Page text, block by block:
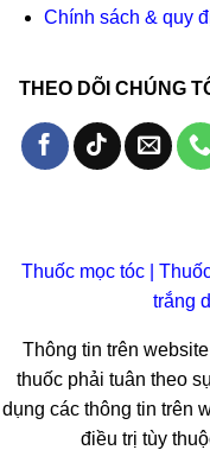
Chính sách & quy
THEO DÕI CHÚNG
Thuốc mọc tóc
trắng
Thông tin trên
thuốc phải tuân theo
dụng các thông tin trên
điều trị tùy